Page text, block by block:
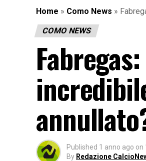
Home » Como News »
COMO NEWS
Published 1 anno ago on
By Redazione